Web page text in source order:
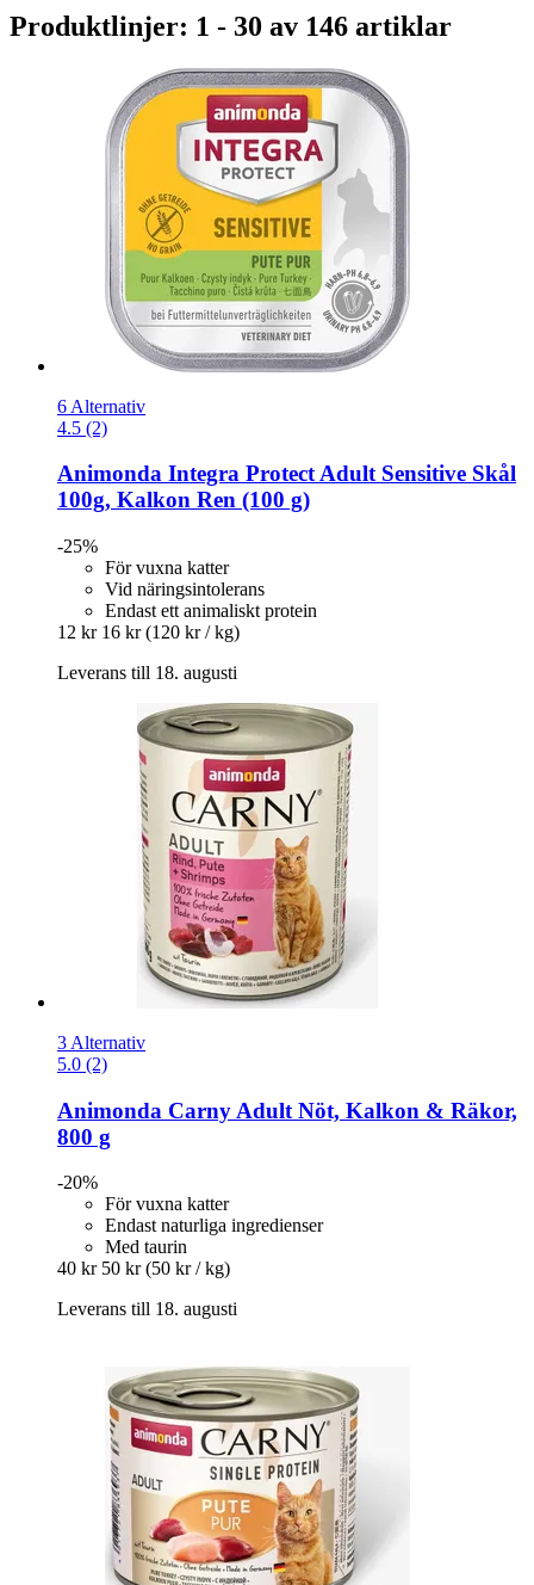
Produktlinjer: 1 - 30 av 146 artiklar
6 Alternativ
4.5 (2)
Animonda Integra Protect Adult Sensitive Skål
100g, Kalkon Ren (100 g)
-25%
För vuxna katter
Vid näringsintolerans
Endast ett animaliskt protein
12 kr 16 kr (120 kr / kg)
Leverans till 18. augusti
3 Alternativ
5.0 (2)
Animonda Carny Adult Nöt, Kalkon & Räkor,
800 g
-20%
För vuxna katter
Endast naturliga ingredienser
Med taurin
40 kr 50 kr (50 kr / kg)
Leverans till 18. augusti